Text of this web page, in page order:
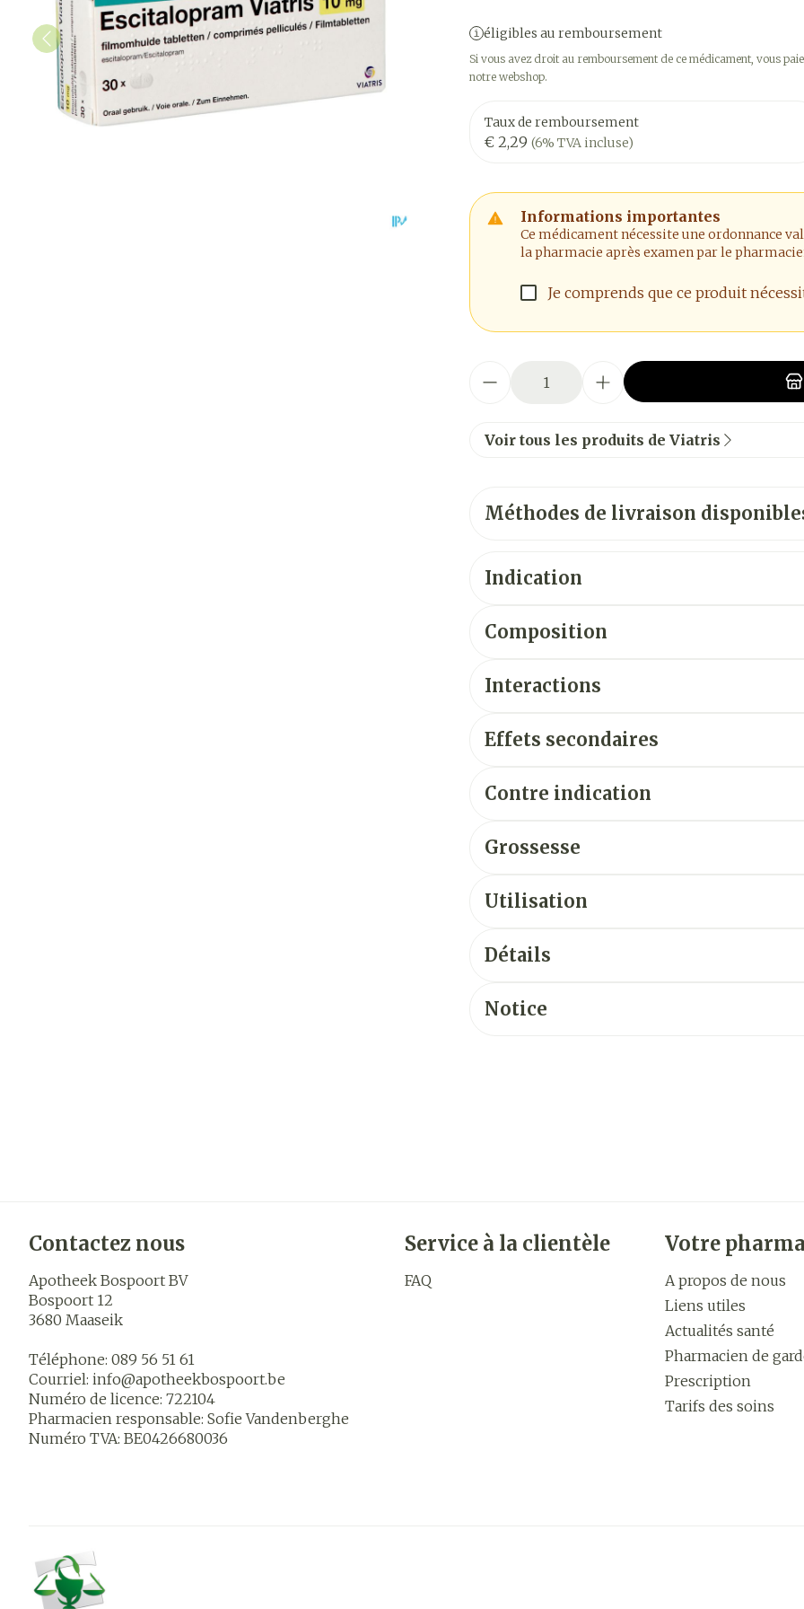
éligibles au remboursement
Si vous avez droit au remboursement de ce médicament, vous
notre webshop.
Taux de remboursement
€ 2,29 (6% TVA incluse)
Informations importantes
Ce médicament nécessite une ordonnance
la pharmacie après examen par le
Je comprends que ce produit
Voir tous les produits de Viatris
Méthodes de livraison
Indication
Composition
Interactions
Effets secondaires
Contre indication
Grossesse
Utilisation
Détails
Notice
Contactez nous
Apotheek Bospoort BV
Bospoort 12
3680 Maaseik
Téléphone: 089 56 51 61
Courriel: info@apotheekbospoort.be
Numéro de licence: 722104
Pharmacien responsable: Sofie Vandenberghe
Numéro TVA: BE0426680036
Service à la clientèle
FAQ
Votre
A propos de nous
Liens utiles
Actualités santé
Pharmacien de
Prescription
Tarifs des soins